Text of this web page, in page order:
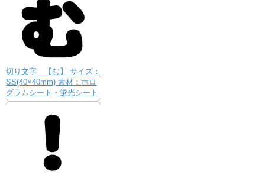
切り文字 【む】 サイズ：
SS(40×40mm) 素材：ホロ
グラムシート・蛍光シート